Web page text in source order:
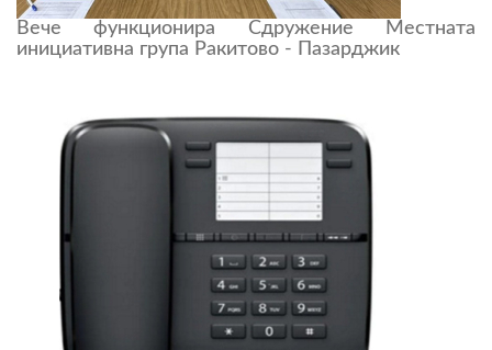
Вече функционира Сдружение Местната
инициативна група Ракитово - Пазарджик